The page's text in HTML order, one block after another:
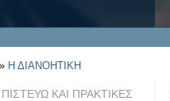
» Η ΔΙΑΝΟΗΤΙΚΗ
ΠΙΣΤΕΥΩ ΚΑΙ ΠΡΑΚΤΙΚΕΣ